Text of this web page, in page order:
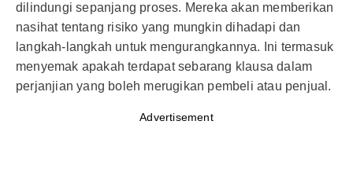
dilindungi sepanjang proses. Mereka akan memberikan
nasihat tentang risiko yang mungkin dihadapi dan
langkah-langkah untuk mengurangkannya. Ini termasuk
menyemak apakah terdapat sebarang klausa dalam
perjanjian yang boleh merugikan pembeli atau penjual.
Advertisement